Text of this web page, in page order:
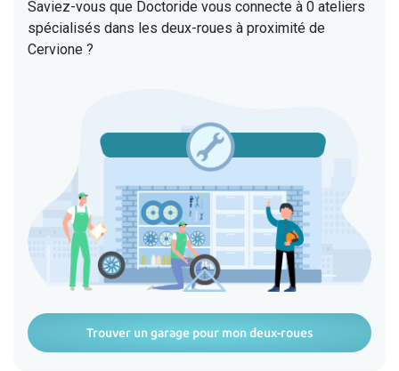
Saviez-vous que Doctoride vous connecte à 0 ateliers
spécialisés dans les deux-roues à proximité de
Cervione ?
Trouver un garage pour mon deux-roues